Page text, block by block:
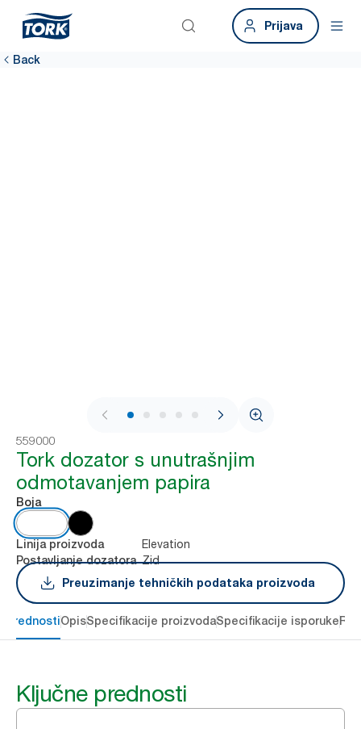
Prijava
Back
1 / 7
559000
Tork dozator s unutrašnjim
odmotavanjem papira
Boja
Linija proizvoda Elevation
Postavljanje dozatora Zid
Preuzimanje tehničkih podataka proizvoda
prednostiOpisSpecifikacije proizvodaSpecifikacije isporuke
Ključne prednosti